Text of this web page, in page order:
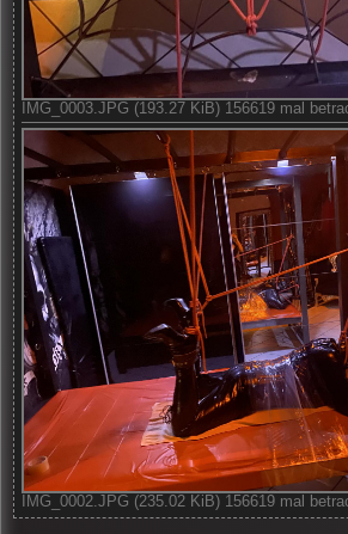
IMG_0003.JPG (193.27 KiB) 156619 mal
IMG_0002.JPG (235.02 KiB) 156619 mal